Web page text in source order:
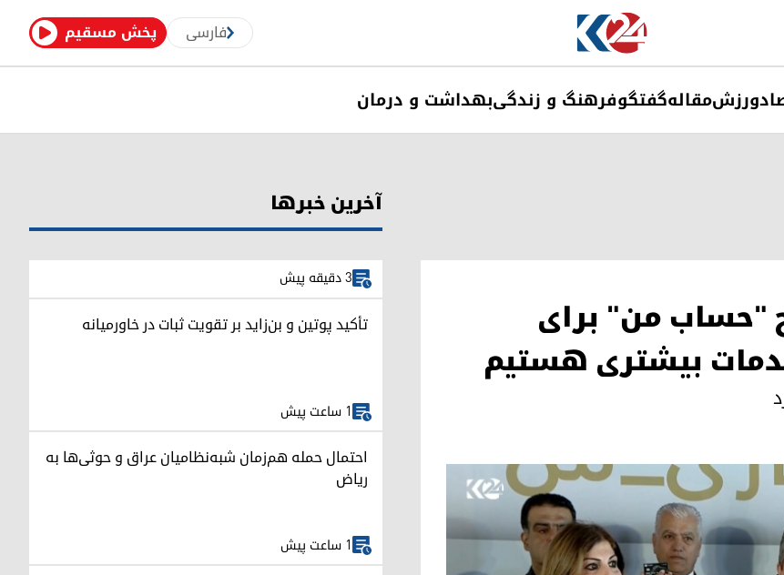
پخش مسقیم فارسی
ورزشمقالهگفتگوفرهنگ و زندگیبهداشت و درمان
"حساب من" برای
بیشتری هستیم
آخرین خبرها
3 دقیقه پیش
تأکید پوتین و بن‌زاید بر تقویت ثبات در خاورمیانه
1 ساعت پیش
احتمال حمله هم‌زمان شبه‌نظامیان عراق و حوثی‌ها به
ریاض
1 ساعت پیش